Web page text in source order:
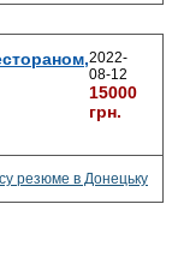
2022-
08-12
15000
грн.
резюме в Донецьку